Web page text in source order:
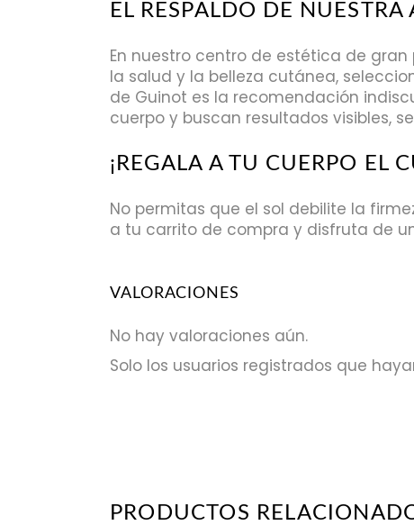
EL RESPALDO DE
En nuestro centro de estética de
la salud y la belleza cutánea,
de Guinot es la recomendación
cuerpo y buscan resultados visibles,
¡REGALA A TU CUERPO EL
No permitas que el sol debilite la
a tu carrito de compra y disfruta de
VALORACIONES
No hay valoraciones aún.
Solo los usuarios registrados que
PRODUCTOS